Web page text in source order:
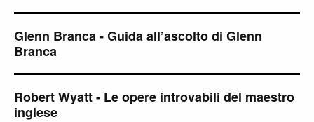
Glenn Branca - Guida all’ascolto di Glenn
Branca
Robert Wyatt - Le opere introvabili del maestro
inglese